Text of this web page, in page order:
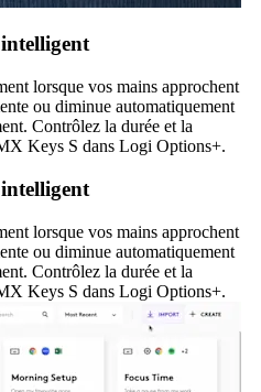
lorsque vos mains approchent
ou diminue automatiquement
Contrôlez la durée et la
Keys S dans Logi Options+.
lorsque vos mains approchent
ou diminue automatiquement
Contrôlez la durée et la
Keys S dans Logi Options+.